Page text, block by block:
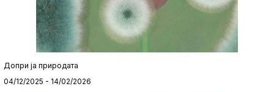
Допри ја природата
04/12/2025 - 14/02/2026